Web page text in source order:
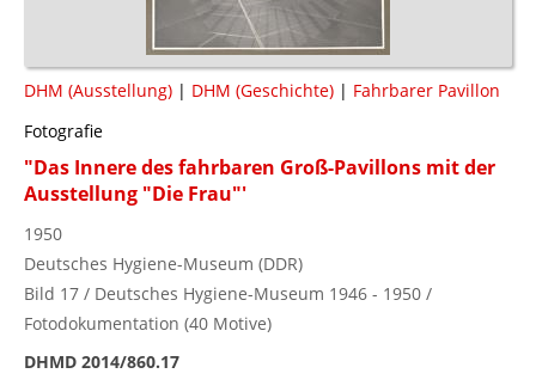
DHM (Ausstellung) | DHM (Geschichte) | Fahrbarer Pavillon
Fotografie
"Das Innere des fahrbaren Groß-Pavillons mit der
Ausstellung "Die Frau"'
1950
Deutsches Hygiene-Museum (DDR)
Bild 17 / Deutsches Hygiene-Museum 1946 - 1950 /
Fotodokumentation (40 Motive)
DHMD 2014/860.17